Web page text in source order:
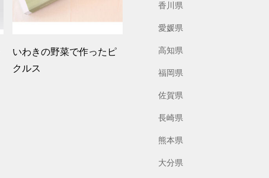
いわきの野菜で作ったピ
クルス
香川県
愛媛県
高知県
福岡県
佐賀県
長崎県
熊本県
大分県